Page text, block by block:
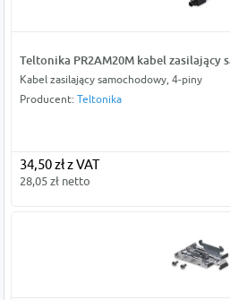
Teltonika PR2AM20M kabel zasilający
Kabel zasilający samochodowy, 4-piny
Producent: Teltonika
34,50 zł z VAT
28,05 zł netto